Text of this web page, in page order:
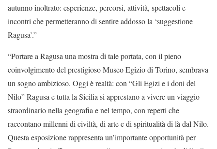
autunno inoltrato: esperienze, percorsi, attività, spettacoli e
incontri che permetteranno di sentire addosso la ‘suggestione
Ragusa’.”
“Portare a Ragusa una mostra di tale portata, con il pieno
coinvolgimento del prestigioso Museo Egizio di Torino, sembrava
un sogno ambizioso. Oggi è realtà: con “Gli Egizi e i doni del
Nilo” Ragusa e tutta la Sicilia si apprestano a vivere un viaggio
straordinario nella geografia e nel tempo, con reperti che
raccontano millenni di civiltà, di arte e di spiritualità di là dal Nilo.
Questa esposizione rappresenta un’importante opportunità per